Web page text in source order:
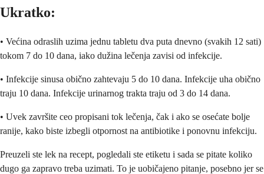
Ukratko:
• Većina odraslih uzima jednu tabletu dva puta dnevno (svakih 12 sati)
tokom 7 do 10 dana, iako dužina lečenja zavisi od infekcije.
• Infekcije sinusa obično zahtevaju 5 do 10 dana. Infekcije uha obično
traju 10 dana. Infekcije urinarnog trakta traju od 3 do 14 dana.
• Uvek završite ceo propisani tok lečenja, čak i ako se osećate bolje
ranije, kako biste izbegli otpornost na antibiotike i ponovnu infekciju.
Preuzeli ste lek na recept, pogledali ste etiketu i sada se pitate koliko
dugo ga zapravo treba uzimati. To je uobičajeno pitanje, posebno jer se